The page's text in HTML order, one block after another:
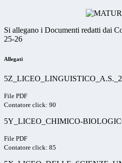
Si allegano i Documenti redatti dai
25-26
Allegati
File PDF
Contatore click: 90
5Y_LICEO_CHIMICO-
File PDF
Contatore click: 85